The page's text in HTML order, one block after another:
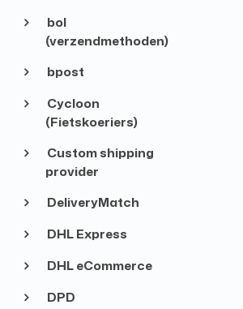
bol
(verzendmethoden)
bpost
Cycloon
(Fietskoeriers)
Custom shipping
provider
DeliveryMatch
DHL Express
DHL eCommerce
DPD